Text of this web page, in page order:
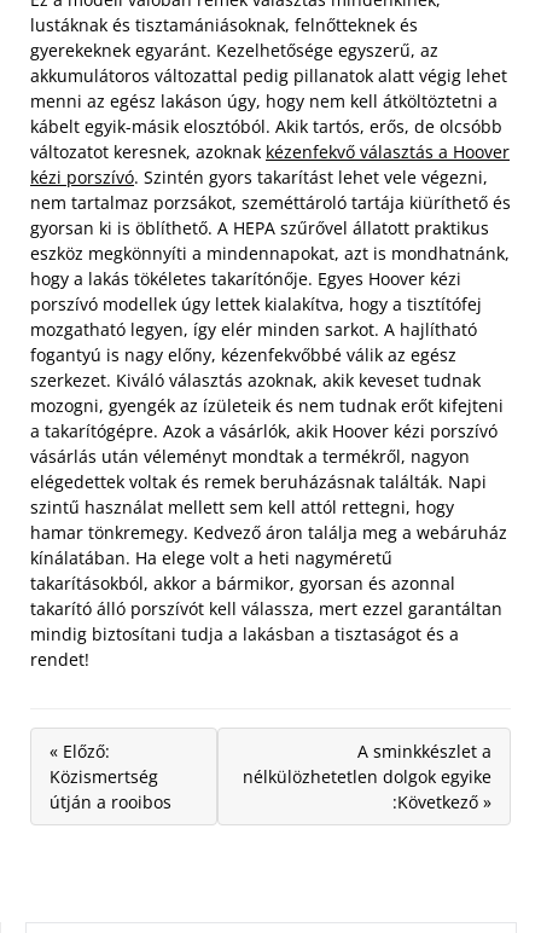
lustáknak és tisztamániásoknak, felnőtteknek és
gyerekeknek egyaránt. Kezelhetősége egyszerű, az
akkumulátoros változattal pedig pillanatok alatt végig lehet
menni az egész lakáson úgy, hogy nem kell átköltöztetni a
kábelt egyik-másik elosztóból. Akik tartós, erős, de olcsóbb
változatot keresnek, azoknak kézenfekvő választás a Hoover
kézi porszívó. Szintén gyors takarítást lehet vele végezni,
nem tartalmaz porzsákot, szeméttároló tartája kiüríthető és
gyorsan ki is öblíthető. A HEPA szűrővel állatott praktikus
eszköz megkönnyíti a mindennapokat, azt is mondhatnánk,
hogy a lakás tökéletes takarítónője. Egyes Hoover kézi
porszívó modellek úgy lettek kialakítva, hogy a tisztítófej
mozgatható legyen, így elér minden sarkot. A hajlítható
fogantyú is nagy előny, kézenfekvőbbé válik az egész
szerkezet. Kiváló választás azoknak, akik keveset tudnak
mozogni, gyengék az ízületeik és nem tudnak erőt kifejteni
a takarítógépre. Azok a vásárlók, akik Hoover kézi porszívó
vásárlás után véleményt mondtak a termékről, nagyon
elégedettek voltak és remek beruházásnak találták. Napi
szintű használat mellett sem kell attól rettegni, hogy
hamar tönkremegy. Kedvező áron találja meg a webáruház
kínálatában. Ha elege volt a heti nagyméretű
takarításokból, akkor a bármikor, gyorsan és azonnal
takarító álló porszívót kell válassza, mert ezzel garantáltan
mindig biztosítani tudja a lakásban a tisztaságot és a
rendet!
« Előző:
Közismertség
útján a rooibos
A sminkkészlet a
nélkülözhetetlen dolgok egyike
:Következő »